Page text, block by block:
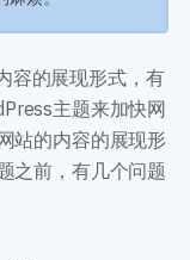
册
册容的展现形式，有
主题来加快网
站的内容的展现形
之前，有几个问题